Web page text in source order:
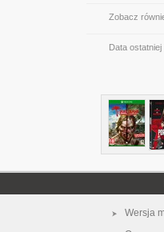
Zobacz
Data ostatniej
Wersja